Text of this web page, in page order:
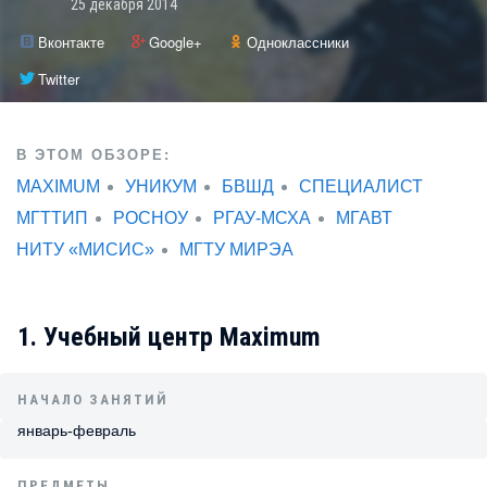
25 декабря 2014
Вконтакте Google+
Одноклассники
Twitter
В ЭТОМ ОБЗОРЕ:
MAXIMUM УНИКУМ БВШД
СПЕЦИАЛИСТ
МГТТИП
РОСНОУ РГАУ-МСХА
МГАВТ
НИТУ «МИСИС»
МГТУ МИРЭА
1. Учебный центр Maximum
НАЧАЛО ЗАНЯТИЙ
январь-февраль